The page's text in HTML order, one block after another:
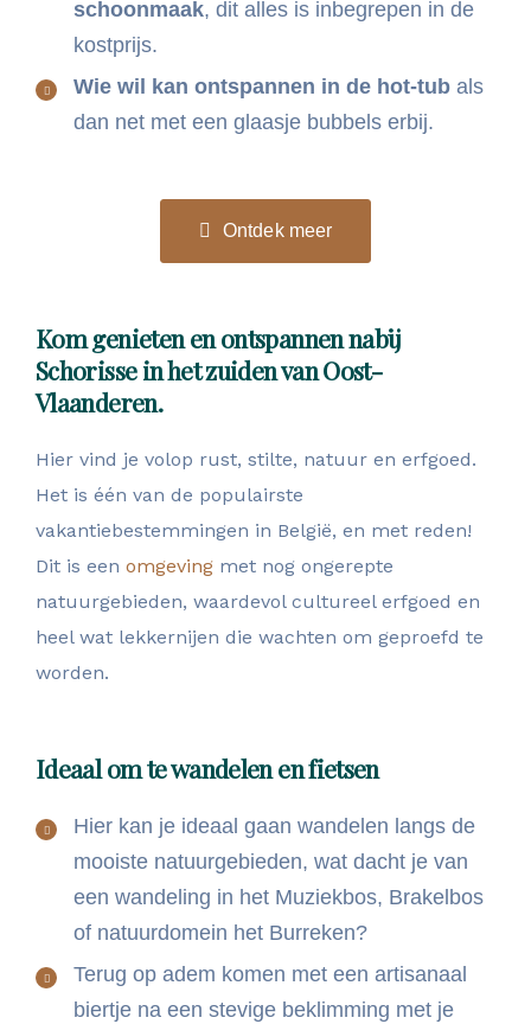
schoonmaak, dit alles is inbegrepen in de
kostprijs.
Wie wil kan ontspannen in de hot-tub als
dan net met een glaasje bubbels erbij.
Ontdek meer
Kom genieten en ontspannen nabij
Schorisse in het zuiden van Oost-
Vlaanderen.
Hier vind je volop rust, stilte, natuur en erfgoed.
Het is één van de populairste
vakantiebestemmingen in België, en met reden!
Dit is een omgeving met nog ongerepte
natuurgebieden, waardevol cultureel erfgoed en
heel wat lekkernijen die wachten om geproefd te
worden.
Ideaal om te wandelen en fietsen
Hier kan je ideaal gaan wandelen langs de
mooiste natuurgebieden, wat dacht je van
een wandeling in het Muziekbos, Brakelbos
of natuurdomein het Burreken?
Terug op adem komen met een artisanaal
biertje na een stevige beklimming met je